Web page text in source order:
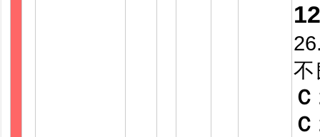
12
不